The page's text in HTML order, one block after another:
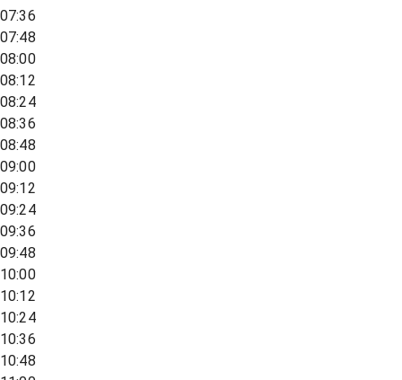
07:36
07:48
08:00
08:12
08:24
08:36
08:48
09:00
09:12
09:24
09:36
09:48
10:00
10:12
10:24
10:36
10:48